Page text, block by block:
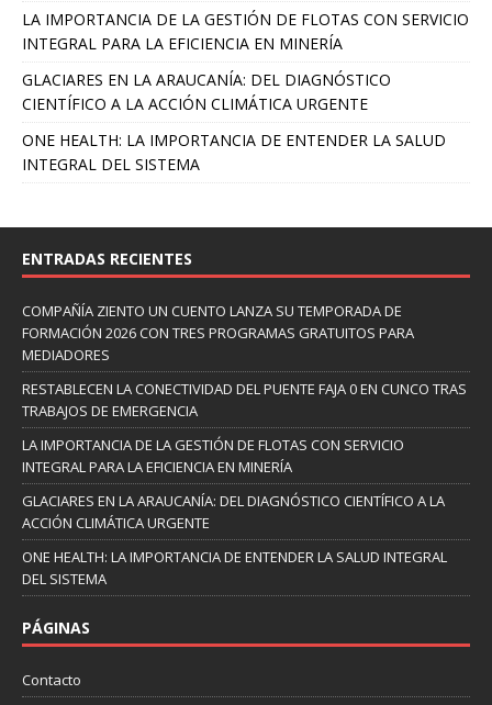
LA IMPORTANCIA DE LA GESTIÓN DE FLOTAS CON SERVICIO
INTEGRAL PARA LA EFICIENCIA EN MINERÍA
GLACIARES EN LA ARAUCANÍA: DEL DIAGNÓSTICO
CIENTÍFICO A LA ACCIÓN CLIMÁTICA URGENTE
ONE HEALTH: LA IMPORTANCIA DE ENTENDER LA SALUD
INTEGRAL DEL SISTEMA
ENTRADAS RECIENTES
COMPAÑÍA ZIENTO UN CUENTO LANZA SU TEMPORADA DE
FORMACIÓN 2026 CON TRES PROGRAMAS GRATUITOS PARA
MEDIADORES
RESTABLECEN LA CONECTIVIDAD DEL PUENTE FAJA 0 EN CUNCO TRAS
TRABAJOS DE EMERGENCIA
LA IMPORTANCIA DE LA GESTIÓN DE FLOTAS CON SERVICIO
INTEGRAL PARA LA EFICIENCIA EN MINERÍA
GLACIARES EN LA ARAUCANÍA: DEL DIAGNÓSTICO CIENTÍFICO A LA
ACCIÓN CLIMÁTICA URGENTE
ONE HEALTH: LA IMPORTANCIA DE ENTENDER LA SALUD INTEGRAL
DEL SISTEMA
PÁGINAS
Contacto